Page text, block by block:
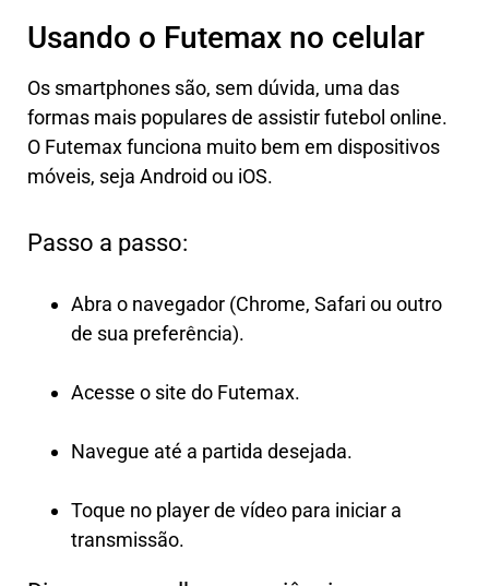
Usando o Futemax no celular
Os smartphones são, sem dúvida, uma das
formas mais populares de assistir futebol online.
O Futemax funciona muito bem em dispositivos
móveis, seja Android ou iOS.
Passo a passo:
Abra o navegador (Chrome, Safari ou outro
de sua preferência).
Acesse o site do Futemax.
Navegue até a partida desejada.
Toque no player de vídeo para iniciar a
transmissão.